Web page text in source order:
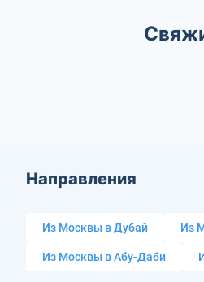
Направления
Из Москвы в Дубай Из
Из Москвы в Абу-Даби